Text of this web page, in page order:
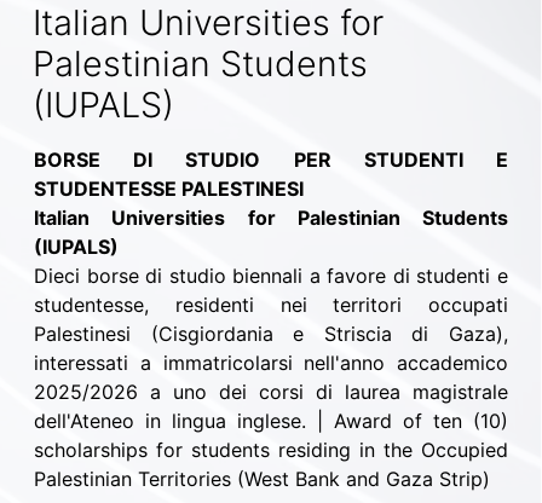
Italian Universities for
Palestinian Students
(IUPALS)
BORSE DI STUDIO PER STUDENTI E
STUDENTESSE PALESTINESI
Italian Universities for Palestinian Students
(IUPALS)
Dieci borse di studio biennali a favore di studenti e
studentesse, residenti nei territori occupati
Palestinesi (Cisgiordania e Striscia di Gaza),
interessati a immatricolarsi nell'anno accademico
2025/2026 a uno dei corsi di laurea magistrale
dell'Ateneo in lingua inglese. | Award of ten (10)
scholarships for students residing in the Occupied
Palestinian Territories (West Bank and Gaza Strip)